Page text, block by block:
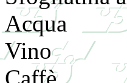
Acqua
Vino